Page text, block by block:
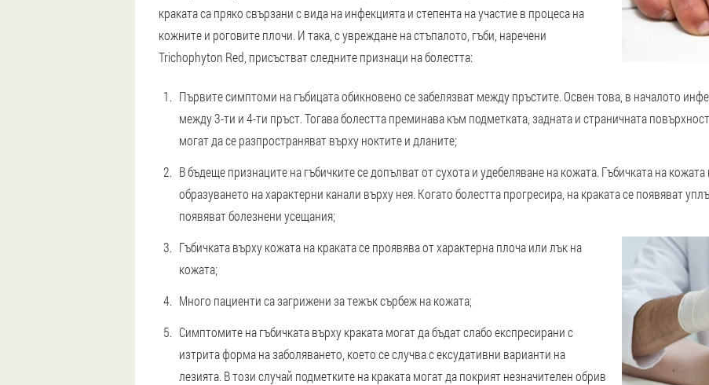
краката са пряко свързани с вида на инфекцията и степента на участие в процеса на
кожните и роговите плочи. И така, с увреждане на стъпалото, гъби, наречени
Trichophyton Red, присъстват следните признаци на болестта:
Първите симптоми на гъбицата обикновено се забелязват между пръстите. Освен това, в началото
между 3-ти и 4-ти пръст. Тогава болестта преминава към подметката, задната и страничната
могат да се разпространяват върху ноктите и дланите;
В бъдеще признаците на гъбичките се допълват от сухота и удебеляване на кожата. Гъбичката на
образуването на характерни канали върху нея. Когато болестта прогресира, на краката се появяват
появяват болезнени усещания;
Гъбичката върху кожата на краката се проявява от характерна плоча или лък на
кожата;
Много пациенти са загрижени за тежък сърбеж на кожата;
Симптомите на гъбичката върху краката могат да бъдат слабо експресирани с
изтрита форма на заболяването, което се случва с ексудативни варианти на
лезията. В този случай подметките на краката могат да покрият незначителен обрив